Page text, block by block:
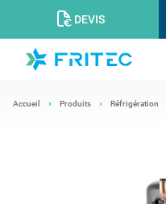
DEVIS
Accueil Produits Réfrigération